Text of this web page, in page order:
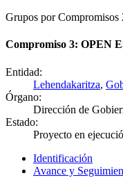
Grupos por Compromisos
Compromiso 3: OPEN
Entidad:
Lehendakaritza,
Órgano:
Dirección de
Estado:
Proyecto en
Identificación
Avance y